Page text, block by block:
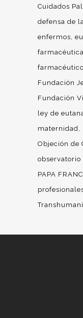
Cuidados
defensa de
enfermos
Fundación
Fundación
ley de
maternidad
Objeción de
observatorio
PAPA